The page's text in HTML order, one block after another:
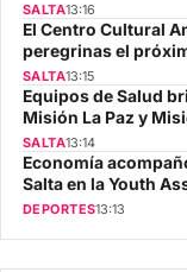
SALTA13:16
El Centro Cultural
peregrinas el
SALTA13:15
Equipos de Salud
Misión La Paz y
SALTA13:14
Economía
Salta en la Youth
DEPORTES13:13